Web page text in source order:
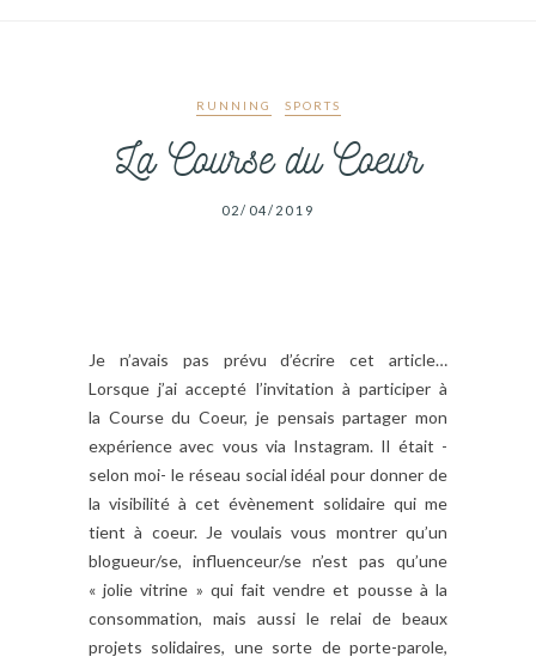
RUNNING SPORTS
La Course du Coeur
02/04/2019
Je n’avais pas prévu d’écrire cet article…
Lorsque j’ai accepté l’invitation à participer à
la Course du Coeur, je pensais partager mon
expérience avec vous via Instagram. Il était -
selon moi- le réseau social idéal pour donner de
la visibilité à cet évènement solidaire qui me
tient à coeur. Je voulais vous montrer qu’un
blogueur/se, influenceur/se n’est pas qu’une
« jolie vitrine » qui fait vendre et pousse à la
consommation, mais aussi le relai de beaux
projets solidaires, une sorte de porte-parole,